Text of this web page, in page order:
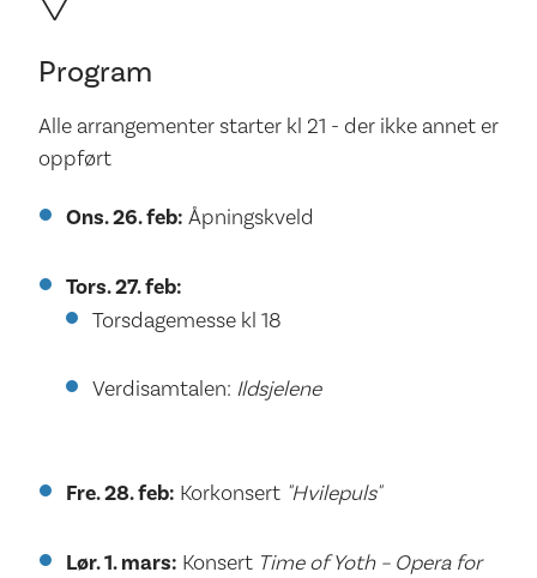
Program
Alle arrangementer starter kl 21 - der ikke annet er
oppført
Ons. 26. feb: Åpningskveld
Tors. 27. feb:
Torsdagemesse kl 18
Verdisamtalen: Ildsjelene
Fre. 28. feb: Korkonsert "Hvilepuls"
Lør. 1. mars: Konsert Time of Yoth – Opera for